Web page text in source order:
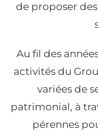
de proposer
Au fil des
activités du
variées de
patrimonial, à
pérennes